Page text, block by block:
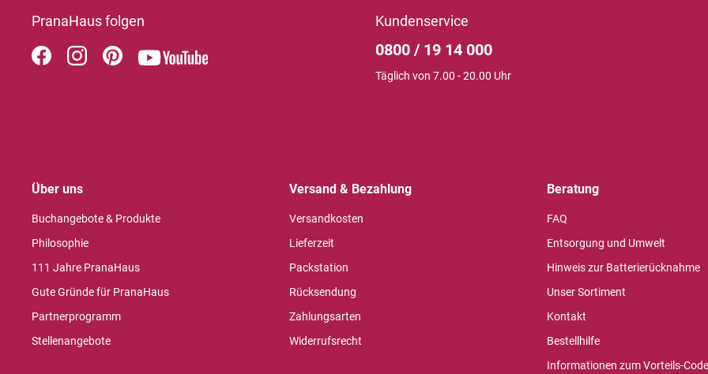
PranaHaus folgen Kundenservice
0800 / 19 14 000
Täglich von 7.00 - 20.00 Uhr
Über uns
Buchangebote & Produkte
Philosophie
111 Jahre PranaHaus
Gute Gründe für PranaHaus
Partnerprogramm
Stellenangebote
Versand & Bezahlung
Versandkosten
Lieferzeit
Packstation
Rücksendung
Zahlungsarten
Widerrufsrecht
Beratung
FAQ
Entsorgung und Umwelt
Hinweis zur Batterierücknahme
Unser Sortiment
Kontakt
Bestellhilfe
Informationen zum Vorteils-Code